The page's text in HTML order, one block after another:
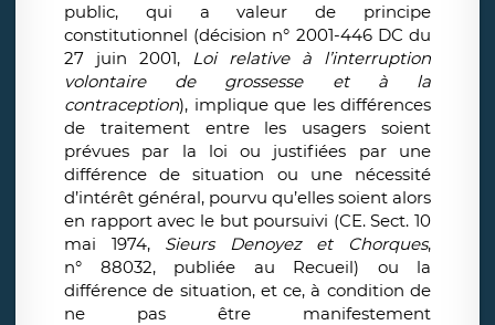
public, qui a valeur de principe
constitutionnel (décision n° 2001-446 DC du
27 juin 2001, Loi relative à l’interruption
volontaire de grossesse et à la
contraception), implique que les différences
de traitement entre les usagers soient
prévues par la loi ou justifiées par une
différence de situation ou une nécessité
d’intérêt général, pourvu qu’elles soient alors
en rapport avec le but poursuivi (CE. Sect. 10
mai 1974, Sieurs Denoyez et Chorques,
n° 88032, publiée au Recueil) ou la
différence de situation, et ce, à condition de
ne pas être manifestement